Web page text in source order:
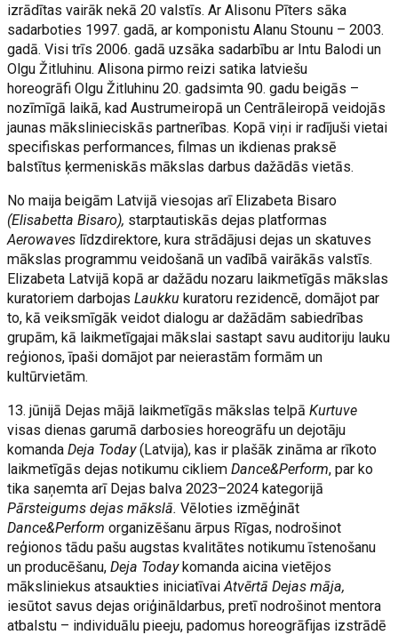
izrādītas vairāk nekā 20 valstīs. Ar Alisonu Pīters sāka
sadarboties 1997. gadā, ar komponistu Alanu Stounu – 2003.
gadā. Visi trīs 2006. gadā uzsāka sadarbību ar Intu Balodi un
Olgu Žitluhinu. Alisona pirmo reizi satika latviešu
horeogrāfi Olgu Žitluhinu 20. gadsimta 90. gadu beigās –
nozīmīgā laikā, kad Austrumeiropā un Centrāleiropā veidojās
jaunas mākslinieciskās partnerības. Kopā viņi ir radījuši vietai
specifiskas performances, filmas un ikdienas praksē
balstītus ķermeniskās mākslas darbus dažādās vietās.
No maija beigām Latvijā viesojas arī Elizabeta Bisaro
(Elisabetta Bisaro), starptautiskās dejas platformas
Aerowaves līdzdirektore, kura strādājusi dejas un skatuves
mākslas programmu veidošanā un vadībā vairākās valstīs.
Elizabeta Latvijā kopā ar dažādu nozaru laikmetīgās mākslas
kuratoriem darbojasLaukku kuratoru rezidencē, domājot par
to, kā veiksmīgāk veidot dialogu ar dažādām sabiedrības
grupām, kā laikmetīgajai mākslai sastapt savu auditoriju lauku
reģionos, īpaši domājot par neierastām formām un
kultūrvietām.
13. jūnijā Dejas mājā laikmetīgās mākslas telpāKurtuve
visas dienas garumā darbosies horeogrāfu un dejotāju
komandaDeja Today(Latvija), kas ir plašāk zināma ar rīkoto
laikmetīgās dejas notikumu cikliemDance&Perform, par ko
tika saņemta arī Dejas balva 2023–2024 kategorijā
Pārsteigums dejas mākslā. Vēloties izmēģināt
Dance&Perform organizēšanu ārpus Rīgas, nodrošinot
reģionos tādu pašu augstas kvalitātes notikumu īstenošanu
un producēšanu,Deja Todaykomanda aicina vietējos
māksliniekus atsaukties iniciatīvaiAtvērtā Dejas māja,
iesūtot savus dejas oriģināldarbus, pretī nodrošinot mentora
atbalstu – individuālu pieeju, padomus horeogrāfijas izstrādē